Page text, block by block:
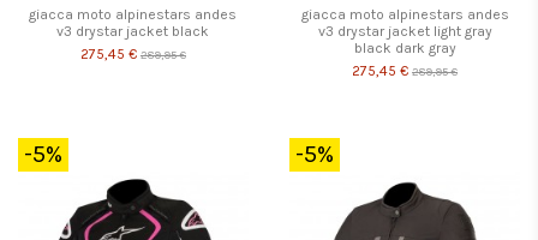
giacca moto alpinestars andes
v3 drystar jacket black
275,45 € 289,95 €
giacca moto alpinestars andes
v3 drystar jacket light gray
black dark gray
275,45 € 289,95 €
-5% -5%